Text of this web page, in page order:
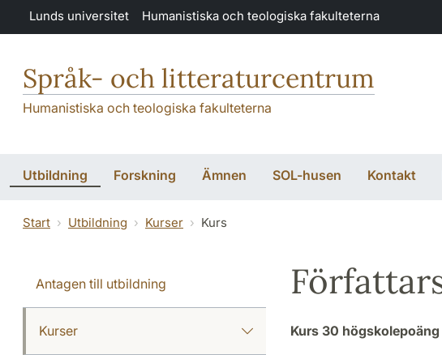
Hoppa till huvudinnehåll
Lunds universitet Humanistiska och teologiska fakulteterna
Språk- och litteraturcentrum
Humanistiska och teologiska fakulteterna
Utbildning Forskning Ämnen SOL-husen Kontakt
Start Utbildning Kurser Kurs
Antagen till utbildning
Kurser Kurs 30 högskolepoäng